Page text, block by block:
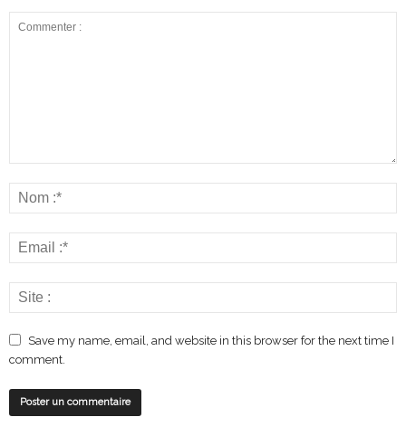
Save my name, email, and website in this browser for the next time I
comment.